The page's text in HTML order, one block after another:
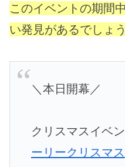
このイベントの期間
い発見があるでしょう
＼本日開幕／
クリスマスイベ
ーリークリスマス